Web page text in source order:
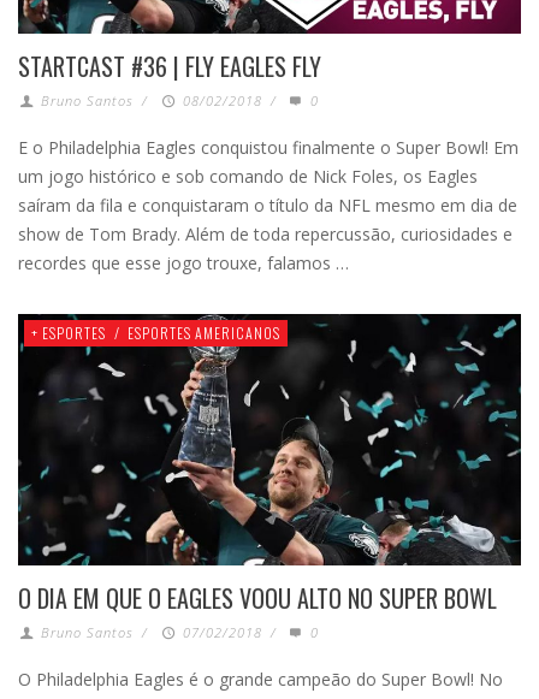
STARTCAST #36 | FLY EAGLES FLY
Bruno Santos / 08/02/2018 / 0
E o Philadelphia Eagles conquistou finalmente o Super Bowl! Em
um jogo histórico e sob comando de Nick Foles, os Eagles
saíram da fila e conquistaram o título da NFL mesmo em dia de
show de Tom Brady. Além de toda repercussão, curiosidades e
recordes que esse jogo trouxe, falamos …
+ ESPORTES / ESPORTES AMERICANOS
O DIA EM QUE O EAGLES VOOU ALTO NO SUPER BOWL
Bruno Santos / 07/02/2018 / 0
O Philadelphia Eagles é o grande campeão do Super Bowl! No